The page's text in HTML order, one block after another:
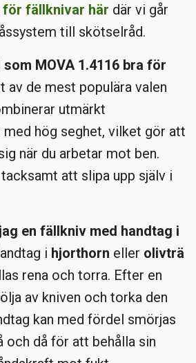
för fällknivar här där vi går
till skötselråd.
MOVA 1.4116 bra för
av de mest populära valen
utmärkt
hög seghet, vilket gör att
när du arbetar mot ben.
att slipa upp själv i
en fällkniv med handtag i
i hjorthorn eller olivträ
rena och torra. Efter en
av kniven och torka den
kan med fördel smörjas
och då för att behålla sin